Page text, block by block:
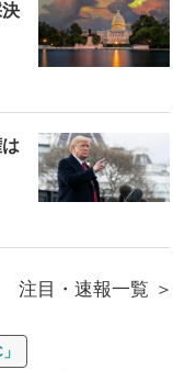
注目・速報一覧